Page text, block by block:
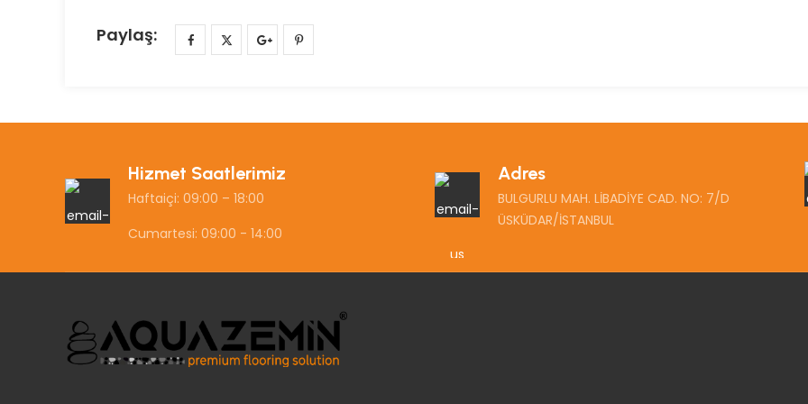
Paylaş:
Hizmet Saatlerimiz
Haftaiçi: 09:00 – 18:00
Cumartesi: 09:00 - 14:00
Adres
BULGURLU MAH. LİBADİYE CAD. NO: 7/D
ÜSKÜDAR/İSTANBUL